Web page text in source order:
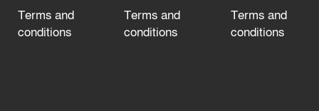
Terms and
conditions
Terms and
conditions
Terms and
conditions